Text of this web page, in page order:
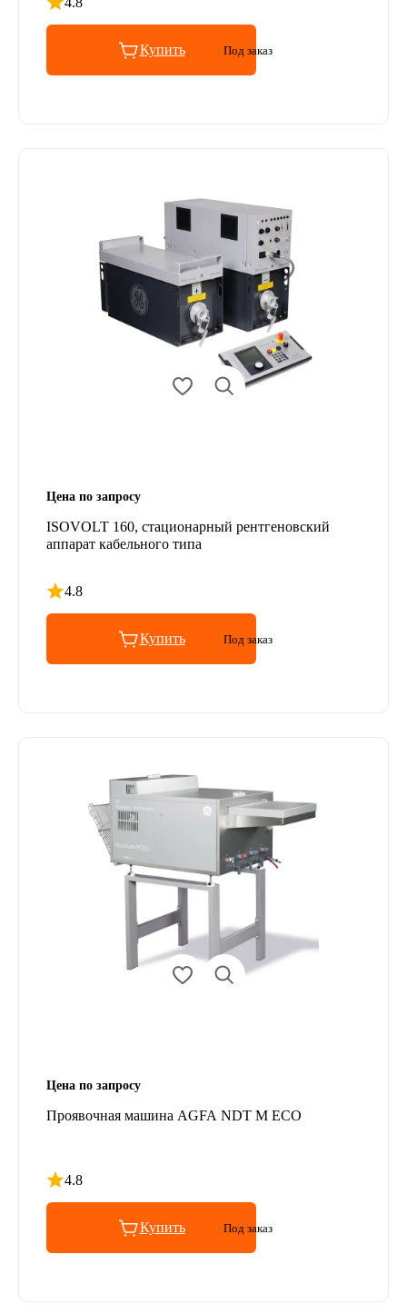
Рейтинг 4.8 из 5
Купить Под заказ
Цена по запросу
ISOVOLT 160, стационарный рентгеновский
аппарат кабельного типа
4.8
Рейтинг 4.8 из 5
Купить Под заказ
Цена по запросу
Проявочная машина AGFA NDT M ECO
4.8
Рейтинг 4.8 из 5
Купить Под заказ